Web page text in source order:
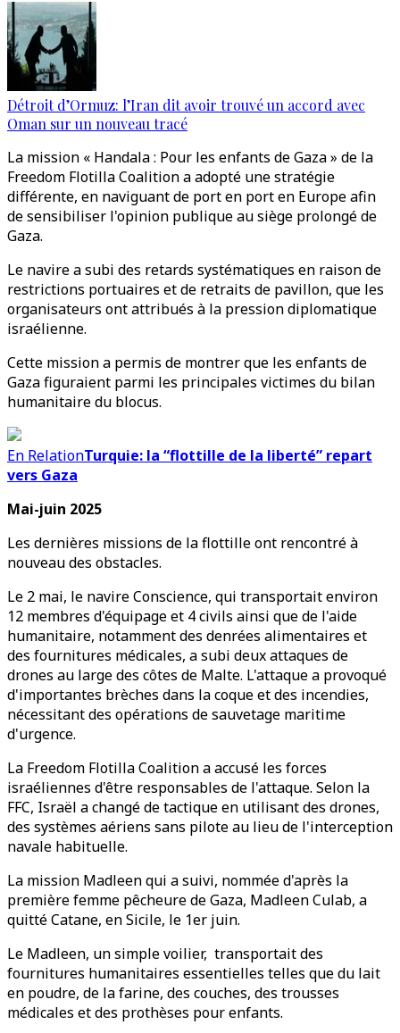
Détroit d’Ormuz: l’Iran dit avoir trouvé un accord avec
Oman sur un nouveau tracé
La mission « Handala : Pour les enfants de Gaza » de la
Freedom Flotilla Coalition a adopté une stratégie
différente, en naviguant de port en port en Europe afin
de sensibiliser l'opinion publique au siège prolongé de
Gaza.
Le navire a subi des retards systématiques en raison de
restrictions portuaires et de retraits de pavillon, que les
organisateurs ont attribués à la pression diplomatique
israélienne.
Cette mission a permis de montrer que les enfants de
Gaza figuraient parmi les principales victimes du bilan
humanitaire du blocus.
En RelationTurquie: la “flottille de la liberté” repart
vers Gaza
Mai-juin 2025
Les dernières missions de la flottille ont rencontré à
nouveau des obstacles.
Le 2 mai, le navire Conscience, qui transportait environ
12 membres d'équipage et 4 civils ainsi que de l'aide
humanitaire, notamment des denrées alimentaires et
des fournitures médicales, a subi deux attaques de
drones au large des côtes de Malte. L'attaque a provoqué
d'importantes brèches dans la coque et des incendies,
nécessitant des opérations de sauvetage maritime
d'urgence.
La Freedom Flotilla Coalition a accusé les forces
israéliennes d'être responsables de l'attaque. Selon la
FFC, Israël a changé de tactique en utilisant des drones,
des systèmes aériens sans pilote au lieu de l'interception
navale habituelle.
La mission Madleen qui a suivi, nommée d'après la
première femme pêcheure de Gaza, Madleen Culab, a
quitté Catane, en Sicile, le 1er juin.
Le Madleen, un simple voilier, transportait des
fournitures humanitaires essentielles telles que du lait
en poudre, de la farine, des couches, des trousses
médicales et des prothèses pour enfants.